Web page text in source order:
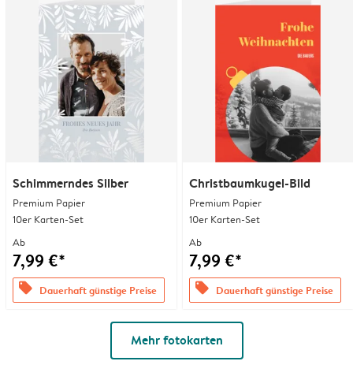
Schimmerndes Silber
Premium Papier
10er Karten-Set
Ab
7,99 €*
offers Dauerhaft günstige Preise
Christbaumkugel-Bild
Premium Papier
10er Karten-Set
Ab
7,99 €*
offers Dauerhaft günstige Preise
Mehr fotokarten